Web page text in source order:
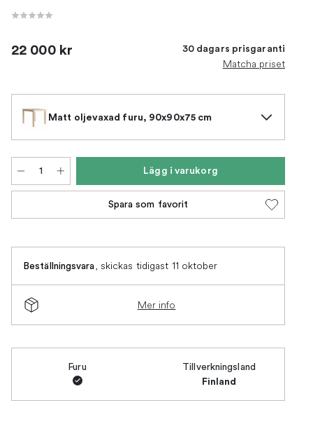
22 000 kr 30 dagars prisgaranti
Matcha priset
Matt oljevaxad furu, 90x90x75 cm
Lägg i varukorg
Spara som favorit
Beställningsvara, skickas tidigast 11 oktober
Mer info
Furu Tillverkningsland
Finland